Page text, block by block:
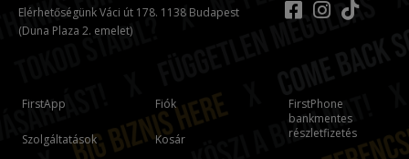
FirstApp
Szolgáltatások
Fiók
Kosár
FirstPhone
bankmentes
részletfizetés
Elérhetőségünk Váci út 178. 1138 Budapest
(Duna Plaza 2. emelet)